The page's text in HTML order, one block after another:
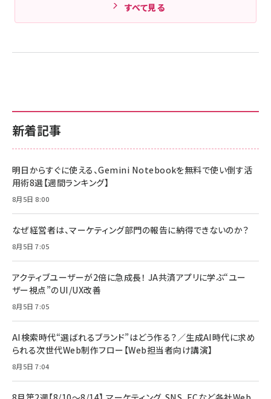
新着記事
明日からすぐに使える、Gemini Notebookを無料で使い倒す活
用術8選【週間ランキング】
8月5日 8:00
なぜ経営者は、マーケティング部門の報告に納得できないのか？
8月5日 7:05
アクティブユーザーが2倍に急成長！ JA共済アプリに学ぶ“ユー
ザー視点”のUI/UX改善
8月5日 7:05
AI検索時代“選ばれるブランド”はどう作る？／生成AI時代に求め
られる次世代Web制作フロー【Web担当者向け講演】
8月5日 7:04
すべて見る